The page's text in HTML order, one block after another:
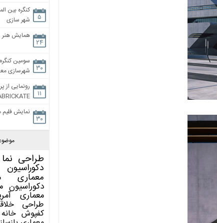
۵
کنگره بین
شهر سازی
۲۴
همایش هنر
۳۰
سومین
شهرسازی
۱۱
رونمایی از
۳۰
نمایش فلیم
طراحی نما
معماری
دکوراسیون
معماری
طراحی
کفپوش